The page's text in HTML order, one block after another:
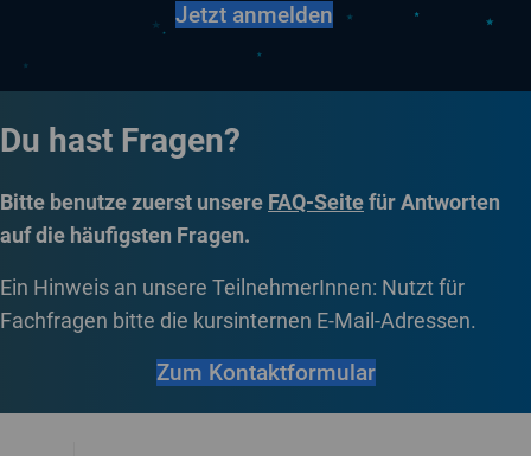
Jetzt anmelden
Du hast Fragen?
Bitte benutze zuerst unsere FAQ-Seitefür Antworten
auf die häufigsten Fragen.
Ein Hinweis an unsere TeilnehmerInnen: Nutzt für
Fachfragen bitte die kursinternen E-Mail-Adressen.
Zum Kontaktformular